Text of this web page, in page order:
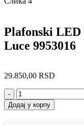
Plafonski LED
Luce 9953016
29.850,00 RSD
-
Додај у корпу